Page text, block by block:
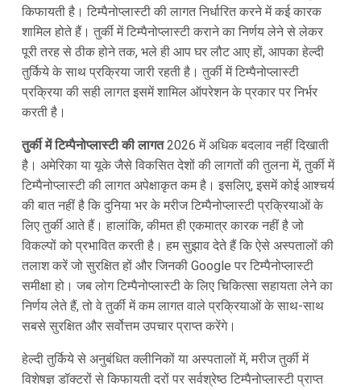
किफायती है। टिम्पैनोप्लास्टी की लागत निर्धारित करने में कई कारक
शामिल होते हैं। तुर्की में टिम्पैनोप्लास्टी कराने का निर्णय लेने से लेकर
पूरी तरह से ठीक होने तक, भले ही आप घर लौट आए हों, आपका हेल्दी
तुर्किये के साथ प्रक्रिया जारी रहती है। तुर्की में टिम्पैनोप्लास्टी
प्रक्रिया की सही लागत इसमें शामिल ऑपरेशन के प्रकार पर निर्भर
करती है।
तुर्की में टिम्पैनोप्लास्टी की लागत2026 में अधिक बदलाव नहीं दिखाती
है। अमेरिका या यूके जैसे विकसित देशों की लागतों की तुलना में, तुर्की में
टिम्पैनोप्लास्टी की लागत अपेक्षाकृत कम है। इसलिए, इसमें कोई आश्चर्य
की बात नहीं है कि दुनिया भर के मरीज टिम्पैनोप्लास्टी प्रक्रियाओं के
लिए तुर्की आते हैं। हालांकि, कीमत ही एकमात्र कारक नहीं है जो
विकल्पों को प्रभावित करती है। हम सुझाव देते हैं कि ऐसे अस्पतालों की
तलाश करें जो सुरक्षित हों और जिनकी Google पर टिम्पैनोप्लास्टी
समीक्षा हो। जब लोग टिम्पैनोप्लास्टी के लिए चिकित्सा सहायता लेने का
निर्णय लेते हैं, तो वे तुर्की में कम लागत वाले प्रक्रियाओं के साथ-साथ
सबसे सुरक्षित और सर्वोत्तम उपचार प्राप्त करेंगे।
हेल्दी तुर्किये से अनुबंधित क्लीनिकों या अस्पतालों में, मरीज तुर्की में
विशेषज्ञ डॉक्टरों से किफायती दरों पर सर्वश्रेष्ठ टिम्पैनोप्लास्टी प्राप्त